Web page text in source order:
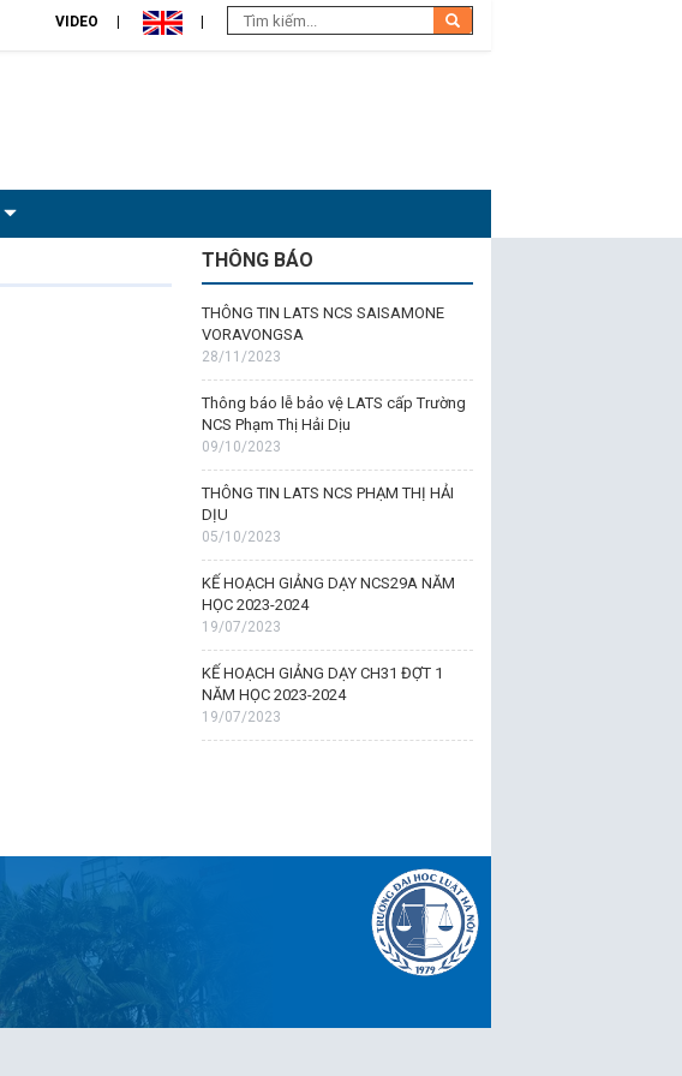
VIDEO
THÔNG BÁO
THÔNG TIN LATS NCS SAISAMONE
VORAVONGSA
28/11/2023
Thông báo lễ bảo vệ LATS cấp Trường
NCS Phạm Thị Hải Dịu
09/10/2023
THÔNG TIN LATS NCS PHẠM THỊ HẢI
DỊU
05/10/2023
KẾ HOẠCH GIẢNG DẠY NCS29A NĂM
HỌC 2023-2024
19/07/2023
KẾ HOẠCH GIẢNG DẠY CH31 ĐỢT 1
NĂM HỌC 2023-2024
19/07/2023